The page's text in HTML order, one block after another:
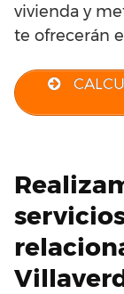
vivienda y
te ofrecerán